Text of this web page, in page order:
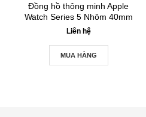
Đồng hồ thông minh Apple
Watch Series 5 Nhôm 40mm
GPS+LTE Gold New Seal
Liên hệ
MUA HÀNG